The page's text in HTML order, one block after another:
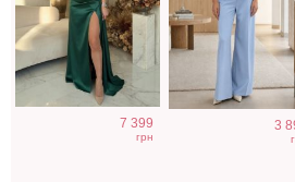
7 399
грн
3